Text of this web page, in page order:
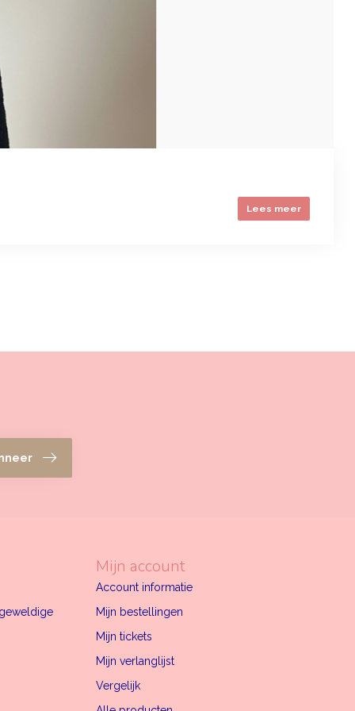
Lees meer
Mijn account
Account informatie
Mijn bestellingen
Mijn tickets
Mijn verlanglijst
Vergelijk